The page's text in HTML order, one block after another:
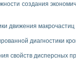
информационных
кафедры
MULTISIM
CVI и LabVIEW
в
создания
движения
диагностики
свойств дисперсных